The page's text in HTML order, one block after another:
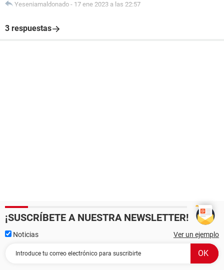
Yeseniamaldonado - 17 ene 2023 a las 22:57
3 respuestas
¡SUSCRÍBETE A NUESTRA NEWSLETTER!
Noticias Ver un ejemplo